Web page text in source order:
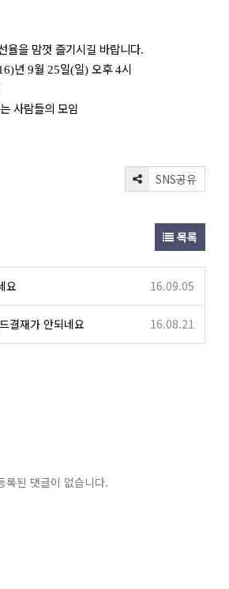
율을 맘껏 즐기시길 바랍니다.
년 9월 25일(일) 오후4시
사람들의 모임
SNS공유
목록
요 16.09.05
결재가 안되네요 16.08.21
록된 댓글이 없습니다.